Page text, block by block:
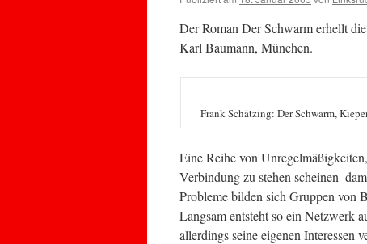
Der Roman Der Schwarm erhellt
Karl Baumann, München.
Frank Schätzing: Der Schwarm,
Eine Reihe von
Verbindung zu stehen scheinen 
Probleme bilden sich Gruppen von
Langsam entsteht so ein Netzwerk
allerdings seine eigenen Interessen